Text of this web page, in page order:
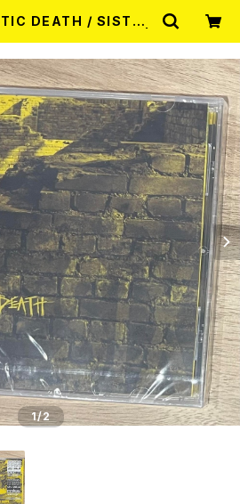
DEATH / SISTEM
1/2